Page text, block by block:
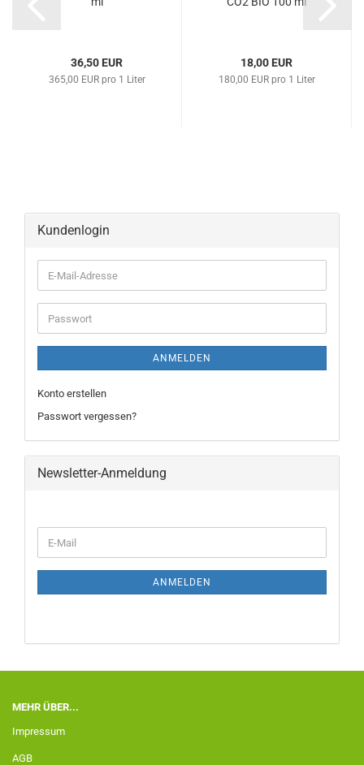
36,50 EUR
365,00 EUR pro 1 Liter
18,00 EUR
180,00 EUR pro 1 Liter
Kundenlogin
ANMELDEN
Konto erstellen
Passwort vergessen?
Newsletter-Anmeldung
ANMELDEN
MEHR ÜBER...
Impressum
AGB